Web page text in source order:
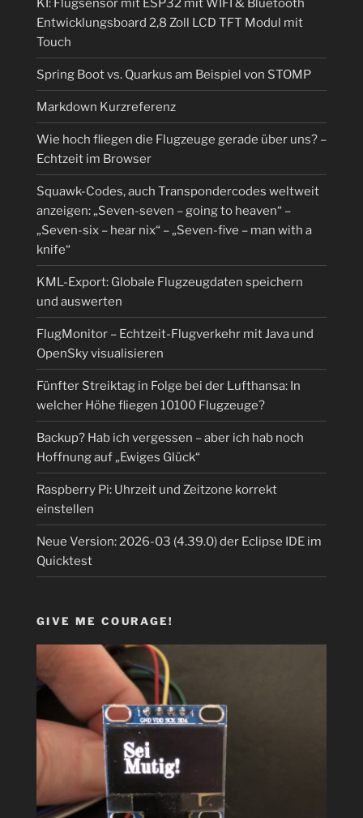
KI: Flugsensor mit ESP32 mit WIFI & Bluetooth
Entwicklungsboard 2,8 Zoll LCD TFT Modul mit
Touch
Spring Boot vs. Quarkus am Beispiel von STOMP
Markdown Kurzreferenz
Wie hoch fliegen die Flugzeuge gerade über uns? –
Echtzeit im Browser
Squawk-Codes, auch Transpondercodes weltweit
anzeigen: „Seven-seven – going to heaven“ –
„Seven-six – hear nix“ – „Seven-five – man with a
knife“
KML-Export: Globale Flugzeugdaten speichern
und auswerten
FlugMonitor – Echtzeit-Flugverkehr mit Java und
OpenSky visualisieren
Fünfter Streiktag in Folge bei der Lufthansa: In
welcher Höhe fliegen 10100 Flugzeuge?
Backup? Hab ich vergessen – aber ich hab noch
Hoffnung auf „Ewiges Glück“
Raspberry Pi: Uhrzeit und Zeitzone korrekt
einstellen
Neue Version: 2026-03 (4.39.0) der Eclipse IDE im
Quicktest
GIVE ME COURAGE!